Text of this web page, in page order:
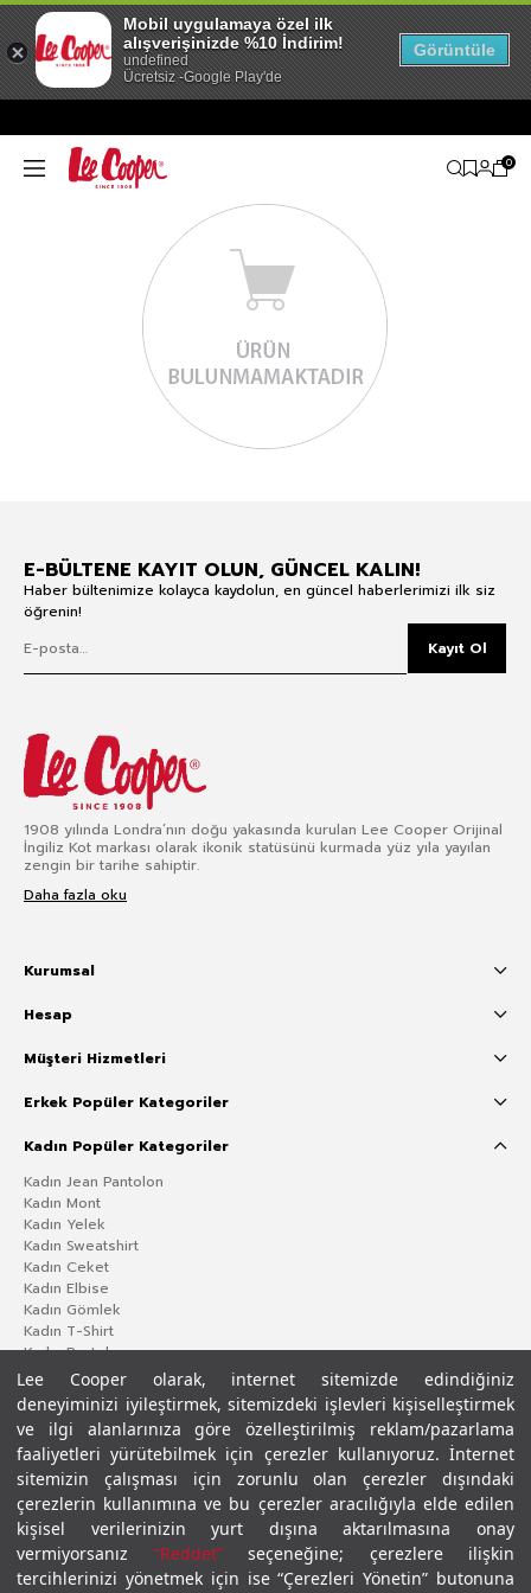
Lee Cooper olarak, internet sitemizde edindiğiniz
deneyiminizi iyileştirmek, sitemizdeki işlevleri kişiselleştirmek
ve ilgi alanlarınıza göre özelleştirilmiş reklam/pazarlama
faaliyetleri yürütebilmek için çerezler kullanıyoruz. İnternet
sitemizin çalışması için zorunlu olan çerezler dışındaki
çerezlerin kullanımına ve bu çerezler aracılığıyla elde edilen
kişisel verilerinizin yurt dışına aktarılmasına onay
vermiyorsanız “Reddet”seçeneğine; çerezlere ilişkin
tercihlerinizi yönetmek için ise “Çerezleri Yönetin” butonuna
0
E-BÜLTENE KAYIT OLUN, GÜNCEL KALIN!
Haber bültenimize kolayca kaydolun, en güncel haberlerimizi ilk siz
öğrenin!
Kayıt Ol
1908 yılında Londra’nın doğu yakasında kurulan Lee Cooper Orijinal
İngiliz Kot markası olarak ikonik statüsünü kurmada yüz yıla yayılan
zengin bir tarihe sahiptir.
Daha fazla oku
Kurumsal
Hesap
Müşteri Hizmetleri
Erkek Popüler Kategoriler
Kadın Popüler Kategoriler
Kadın Jean Pantolon
Kadın Mont
Kadın Yelek
Kadın Sweatshirt
Kadın Ceket
Kadın Elbise
Kadın Gömlek
Kadın T-Shirt
Kadın Pantolon
Gizlilik PolitikasıÇerez PolitikasıKVKK Aydınlatma MetniŞartlar ve Koşullar
Mobil uygulamaya özel ilk
alışverişinizde %10 İndirim!
undefined
Ücretsiz -Google Play'de
Görüntüle